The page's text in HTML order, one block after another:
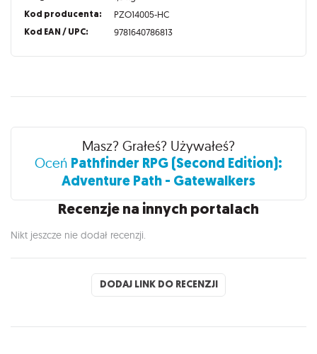
Kod producenta: PZO14005-HC
Kod EAN / UPC: 9781640786813
Recenzje
Masz? Grałeś? Używałeś?
Oceń Pathfinder RPG (Second Edition):
Adventure Path - Gatewalkers
Recenzje na innych portalach
Nikt jeszcze nie dodał recenzji.
DODAJ LINK DO RECENZJI